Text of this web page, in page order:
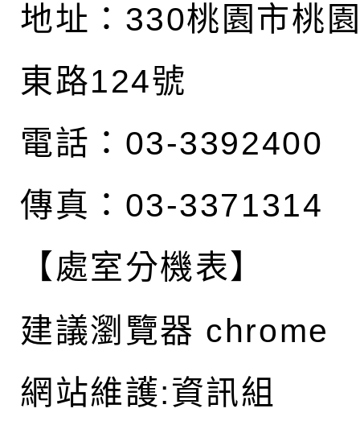
地址： 330桃園市桃
東路124號
電話：03-3392400
傳真：03-3371314
【處室分機表】
建議瀏覽器 chrome
網站維護:資訊組